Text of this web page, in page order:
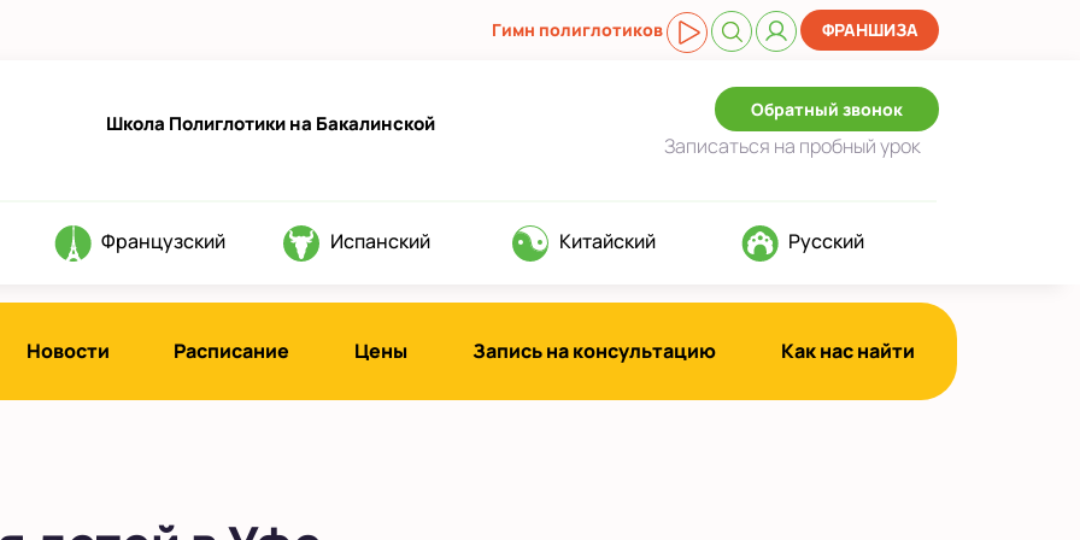
Гимн полиглотиков ФРАНШИЗА
Школа Полиглотики на Бакалинской
Обратный звонок
Записаться на пробный урок
Французский Испанский Китайский Русский
Новости Расписание Цены Запись на консультацию Как нас найти